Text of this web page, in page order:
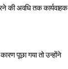
की अवधि तक कार्यवाहक
पूछा गया तो उन्होंने